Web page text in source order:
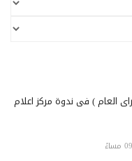
العام ) فى ندوة مركز اعلام